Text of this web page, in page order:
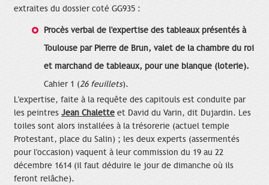
extraites du dossier coté GG935 :
Procès verbal de l'expertise des tableaux présentés à
Toulouse par Pierre de Brun, valet de la chambre du roi
et marchand de tableaux, pour une blanque (loterie).
Cahier 1 (26 feuillets).
L'expertise, faite à la requête des capitouls est conduite par
les peintres Jean Chalette et David du Varin, dit Dujardin. Les
toiles sont alors installées à la trésorerie (actuel temple
Protestant, place du Salin) ; les deux experts (assermentés
pour l'occasion) vaquent à leur commission du 19 au 22
décembre 1614 (il faut déduire le jour de dimanche où ils
feront relâche).